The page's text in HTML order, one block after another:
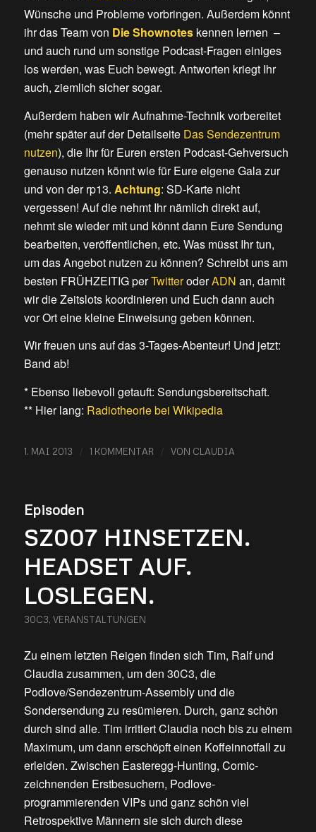
Wünsche und Probleme vorbringen. Außerdem könnt
ihr das Team von Die Shownoteskennen lernen –
und auch rund um sonstige Podcast-Fragen einiges
los werden, was Euch bewegt. Antworten kriegt Ihr
auch, ziemlich sicher sogar.
Außerdem haben wir Aufnahme-Technik vorbereitet
(mehr später auf der Detailseite Das Sendezentrum
nutzen), die Ihr für Euren ersten Podcast-Gehversuch
genauso nutzen könnt wie für Eure eigene Gala zur
und von der rp13. Achtung: SD-Karte nicht
vergessen! Auf die nehmt Ihr nämlich direkt auf,
nehmt sie wieder mit und könnt dann Eure Sendung
bearbeiten, veröffentlichen, etc. Was müsst Ihr tun,
um das Angebot nutzen zu können? Schreibt uns am
besten FRÜHZEITIG perTwitteroderADN an, damit
wir die Zeitslots koordinieren und Euch dann auch
vor Ort eine kleine Einweisung geben können.
Wir freuen uns auf das 3-Tages-Abenteur! Und jetzt:
Band ab!
* Ebenso liebevoll getauft: Sendungsbereitschaft.
** Hier lang: Radiotheorie bei Wikipedia
1. MAI 2013 / 1 KOMMENTAR / VON CLAUDIA
Episoden
SZ007 HINSETZEN.
HEADSET AUF.
LOSLEGEN.
30C3, VERANSTALTUNGEN
Zu einem letzten Reigen finden sich Tim, Ralf und
Claudia zusammen, um den 30C3, die
Podlove/Sendezentrum-Assembly und die
Sondersendung zu resümieren. Durch, ganz schön
durch sind alle. Tim irritiert Claudia noch bis zu einem
Maximum, um dann erschöpft einen Koffeinnotfall zu
erleiden. Zwischen Easteregg-Hunting, Comic-
zeichnenden Erstbesuchern, Podlove-
programmierenden VIPs und ganz schön viel
Retrospektive Männern sie sich durch diese